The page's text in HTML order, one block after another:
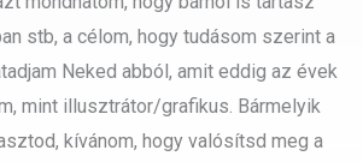
stb, a célom, hogy tudásom szerint a
Neked abból, amit eddig az évek
mint illusztrátor/grafikus. Bármelyik
kívánom, hogy valósítsd meg a